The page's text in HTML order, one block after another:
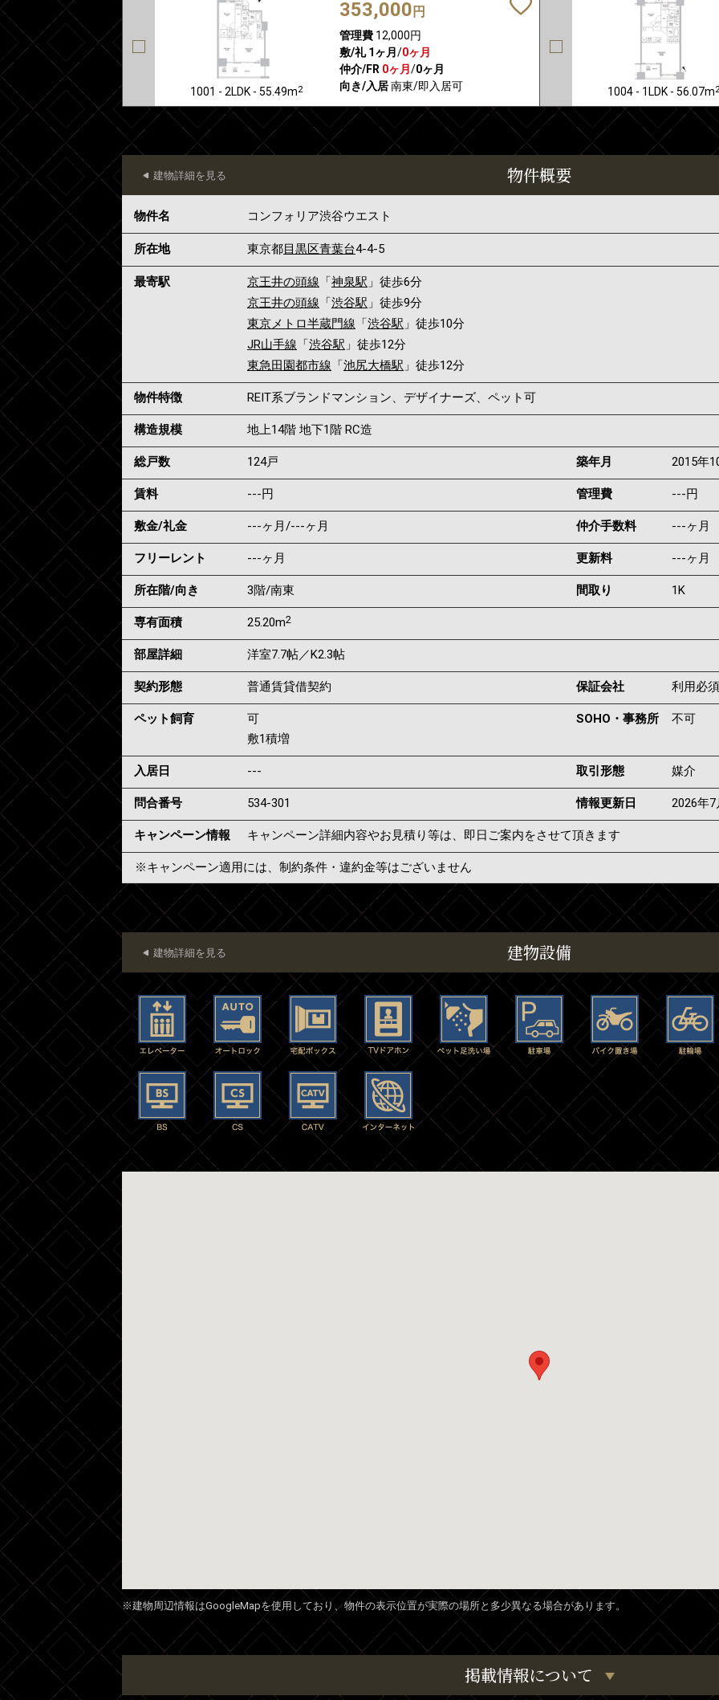
1001 - 2LDK - 55.49m2
353,000 円
管理費12,000円
敷/礼 1ヶ月 /0ヶ月
仲介/FR 0ヶ月 /0ヶ月
向き/入居南東/即入居可 1004 - 1LDK - 56.07m
物件概要
建物詳細を見る
物件名 コンフォリア渋谷ウエスト
所在地 東京都目黒区青葉台4-4-5
最寄駅 京王井の頭線 「神泉駅 」徒歩6分
京王井の頭線 「渋谷駅 」徒歩9分
東京メトロ半蔵門線 「渋谷駅 」徒歩10分
JR山手線 「渋谷駅 」徒歩12分
東急田園都市線 「池尻大橋駅 」徒歩12分
物件特徴 REIT系ブランドマンション、デザイナーズ、ペット可
構造規模 地上14階 地下1階 RC造
総戸数 124戸 築年月 2015年
賃料 ---円 管理費 ---円
敷金/礼金 ---ヶ月/---ヶ月 仲介手数料 ---ヶ月
フリーレント ---ヶ月 更新料 ---ヶ月
所在階/向き 3階/南東 間取り 1K
専有面積 25.20m2
部屋詳細 洋室7.7帖／K2.3帖
契約形態 普通賃貸借契約 保証会社 利用必須
ペット飼育
可
敷1積増
SOHO・事務所 不可
入居日 --- 取引形態 媒介
問合番号 534-301 情報更新日 2026年
キャンペーン情報 キャンペーン詳細内容やお見積り等は、即日ご案内をさせて頂きます
※キャンペーン適用には、制約条件・違約金等はございません
建物設備
建物詳細を見る
※建物周辺情報はGoogleMapを使用しており、物件の表示位置が実際の場所と多少異なる場合があります。
掲載情報について